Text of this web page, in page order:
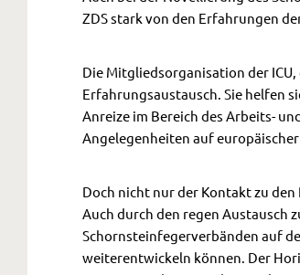
ZDS stark von den Erfahrungen
Die Mitgliedsorganisation der
Erfahrungsaustausch. Sie helfen
Anreize im Bereich des Arbeits-
Angelegenheiten auf europäischer
Doch nicht nur der Kontakt zu
Auch durch den regen Austausch
Schornsteinfegerverbänden auf
weiterentwickeln können. Der